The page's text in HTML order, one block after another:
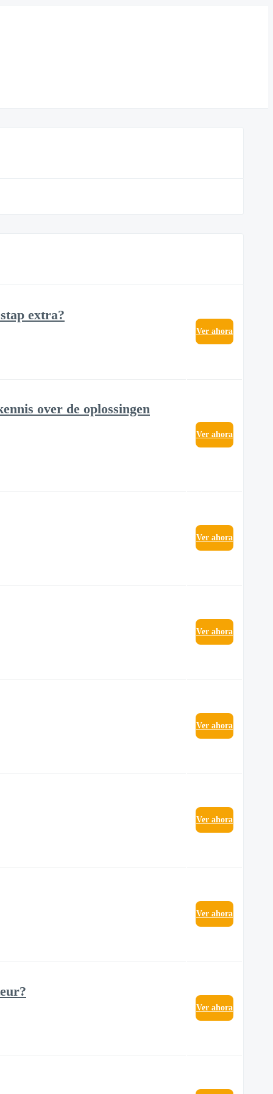
extra?
Ver ahora
over de oplossingen
Ver ahora
Ver ahora
Ver ahora
Ver ahora
Ver ahora
Ver ahora
Ver ahora